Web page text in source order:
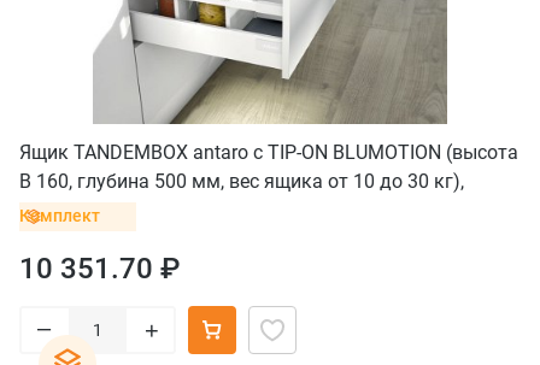
Ящик TANDEMBOX antaro с TIP-ON BLUMOTION (высота
B 160, глубина 500 мм, вес ящика от 10 до 30 кг),
крепление INSERTA, белый
Комплект
10 351.70 ₽
– +